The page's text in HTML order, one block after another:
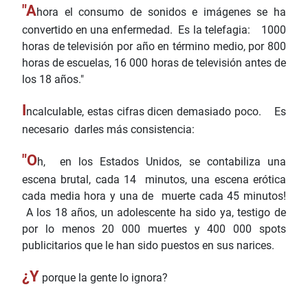
"Ahora el consumo de sonidos e imágenes se ha
convertido en una enfermedad. Es la telefagia: 1000
horas de televisión por año en término medio, por 800
horas de escuelas, 16 000 horas de televisión antes de
los 18 años."
Incalculable, estas cifras dicen demasiado poco. Es
necesario darles más consistencia:
"Oh, en los Estados Unidos, se contabiliza una
escena brutal, cada 14 minutos, una escena erótica
cada media hora y una de muerte cada 45 minutos!
A los 18 años, un adolescente ha sido ya, testigo de
por lo menos 20 000 muertes y 400 000 spots
publicitarios que le han sido puestos en sus narices.
¿Y porque la gente lo ignora?